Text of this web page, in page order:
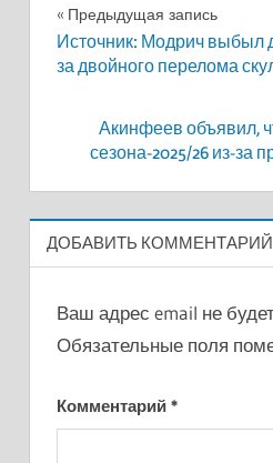
Навигация
по
Предыдущая запись
Источник: Модрич выбыл
за двойного перелома
Акинфеев объявил,
сезона-2025/26 из-за
ДОБАВИТЬ КОММЕНТАРИЙ
Ваш адрес email не
Обязательные поля
Комментарий *